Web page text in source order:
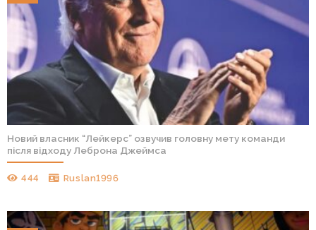
Новий власник “Лейкерс” озвучив головну мету команди
після відходу Леброна Джеймса
444 Ruslan1996